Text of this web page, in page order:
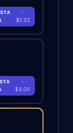
-
$3.32
-
$6.00